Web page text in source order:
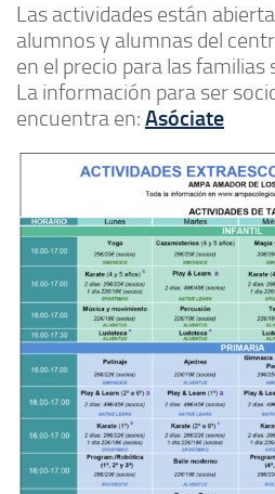
Las actividades están
alumnos y alumnas del
en el precio para las familias
La información para ser
encuentra en: Asóciate